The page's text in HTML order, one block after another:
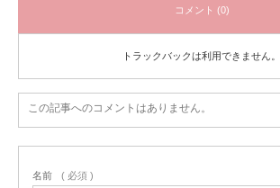
コメント (0)
トラックバックは利用できません。
この記事へのコメントはありません。
名前 ( 必須 )